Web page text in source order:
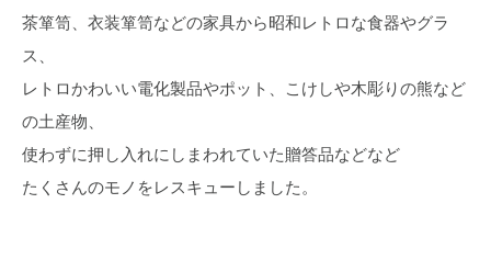
茶箪笥、衣装箪笥などの家具から昭和レトロな食器やグラ
ス、
レトロかわいい電化製品やポット、こけしや木彫りの熊など
の土産物、
使わずに押し入れにしまわれていた贈答品などなど
たくさんのモノをレスキューしました。